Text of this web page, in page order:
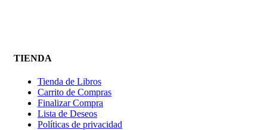
TIENDA
Tienda de Libros
Carrito de Compras
Finalizar Compra
Lista de Deseos
Políticas de privacidad